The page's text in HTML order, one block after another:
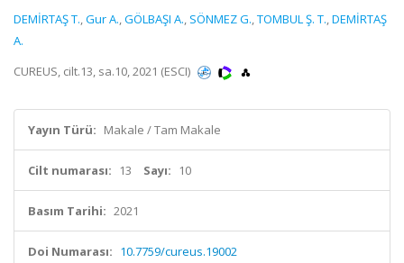
DEMİRTAŞ T.,Gur A.,GÖLBAŞI A., SÖNMEZ G.,TOMBUL Ş. T.,DEMİRTAŞ
A.
CUREUS, cilt.13, sa.10, 2021 (ESCI)
Yayın Türü: Makale / Tam Makale
Cilt numarası: 13 Sayı: 10
Basım Tarihi: 2021
Doi Numarası: 10.7759/cureus.19002